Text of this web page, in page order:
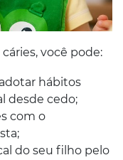
você pode:
hábitos
desde cedo;
com o
do seu filho pelo